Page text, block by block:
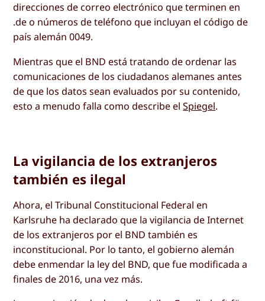
direcciones de correo electrónico que terminen en
.de o números de teléfono que incluyan el código de
país alemán 0049.
Mientras que el BND está tratando de ordenar las
comunicaciones de los ciudadanos alemanes antes
de que los datos sean evaluados por su contenido,
esto a menudo falla como describe elSpiegel.
La vigilancia de los extranjeros
también es ilegal
Ahora, el Tribunal Constitucional Federal en
Karlsruhe ha declarado que la vigilancia de Internet
de los extranjeros por el BND también es
inconstitucional. Por lo tanto, el gobierno alemán
debe enmendar la ley del BND, que fue modificada a
finales de 2016, una vez más.